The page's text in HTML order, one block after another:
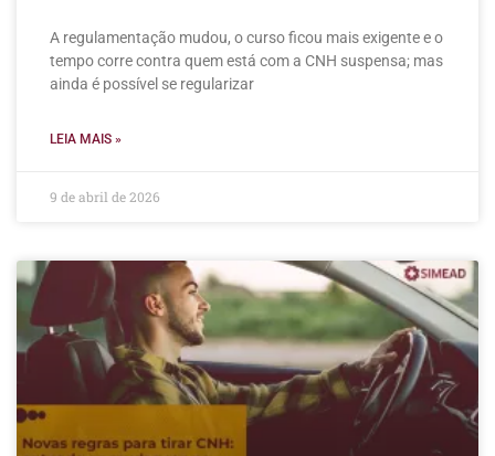
A regulamentação mudou, o curso ficou mais exigente e o
tempo corre contra quem está com a CNH suspensa; mas
ainda é possível se regularizar
LEIA MAIS »
9 de abril de 2026